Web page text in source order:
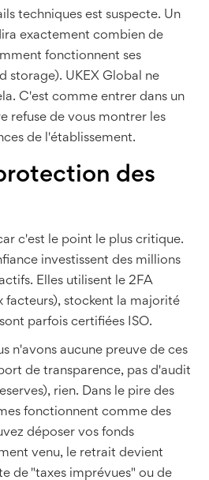
techniques est suspecte. Un
exactement combien de
fonctionnent ses
storage). UKEX Global ne
C'est comme entrer dans un
refuse de vous montrer les
de l'établissement.
des
c'est le point le plus critique.
investissent des millions
Elles utilisent le 2FA
facteurs), stockent la majorité
parfois certifiées ISO.
n'avons aucune preuve de ces
de transparence, pas d'audit
rien. Dans le pire des
fonctionnent comme des
déposer vos fonds
venu, le retrait devient
de "taxes imprévues" ou de